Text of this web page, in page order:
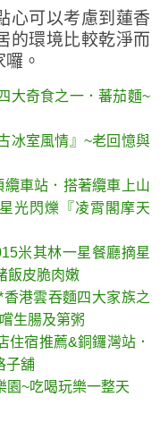
心可以考慮到蓮香
的環境比較乾淨而
。
大奇食之一．蕃茄麵~
冰室風情』~老回憶與
車站．搭著纜車上山
光閃爍『凌霄閣摩天
米其林一星餐廳摘星
飯皮脆肉嫩
港雲吞麵四大家族之
生腸及第粥
住宿推薦&銅鑼灣站．
子舖
園~吃喝玩樂一整天